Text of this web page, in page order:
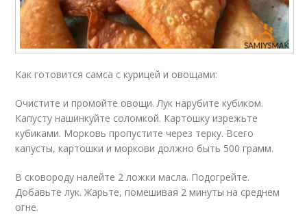
Как готовится самса с курицей и овощами:
Очистите и промойте овощи. Лук нарубите кубиком.
Капусту нашинкуйте соломкой. Картошку изрежьте
кубиками. Морковь пропустите через терку. Всего
капусты, картошки и моркови должно быть 500 грамм.
В сковороду налейте 2 ложки масла. Подогрейте.
Добавьте лук. Жарьте, помешивая 2 минуты на среднем
огне.